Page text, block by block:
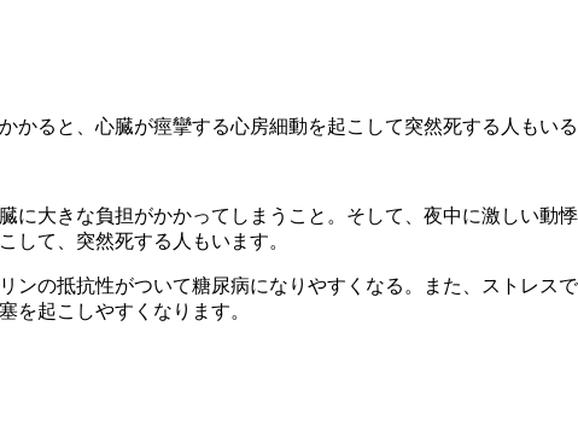
かると、心臓が痙攣する心房細動を起こして突然死する人もいる
大きな負担がかかってしまうこと。そして、夜中に激しい動悸
して、突然死する人もいます。
ンの抵抗性がついて糖尿病になりやすくなる。また、ストレスで
を起こしやすくなります。